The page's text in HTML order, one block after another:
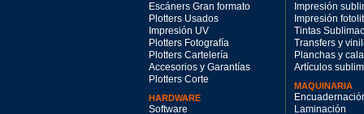
Escáners Gran formato
Plotters Usados
Impresión UV
Plotters Fotografía
Plotters Cartelería
Accesorios y Garantías
Plotters Corte
HARDWARE
Software
Impresión
Impresión
Tintas
Transfers y
Planchas y
Artículos
MAQUINARIA
Laminación